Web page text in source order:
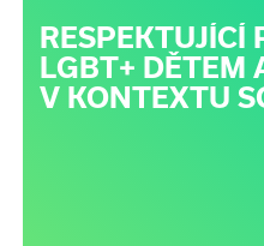
RESPEKTUJÍCÍ
LGBT+ DĚTEM
V KONTEXTU